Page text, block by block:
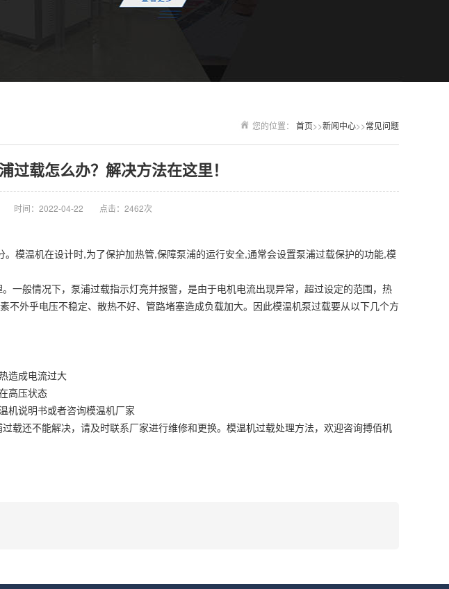
您的位置： 首页>>新闻中心>>常见问题
过载怎么办？解决方法在这里！
时间：2022-04-22 点击：2462次
模温机在设计时,为了保护加热管,保障泵浦的运行安全,通常会设置泵浦过载保护的功能,模
一般情况下，泵浦过载指示灯亮并报警，是由于电机电流出现异常，超过设定的范围，热
不外乎电压不稳定、散热不好、管路堵塞造成负载加大。因此模温机泵过载要从以下几个方
造成电流过大
高压状态
机说明书或者咨询模温机厂家
载还不能解决，请及时联系厂家进行维修和更换。模温机过载处理方法，欢迎咨询搏佰机